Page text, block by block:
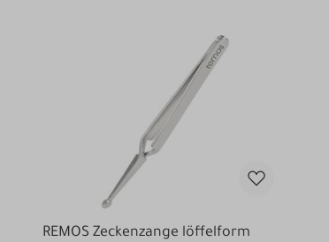
REMOS Zeckenzange löffelform